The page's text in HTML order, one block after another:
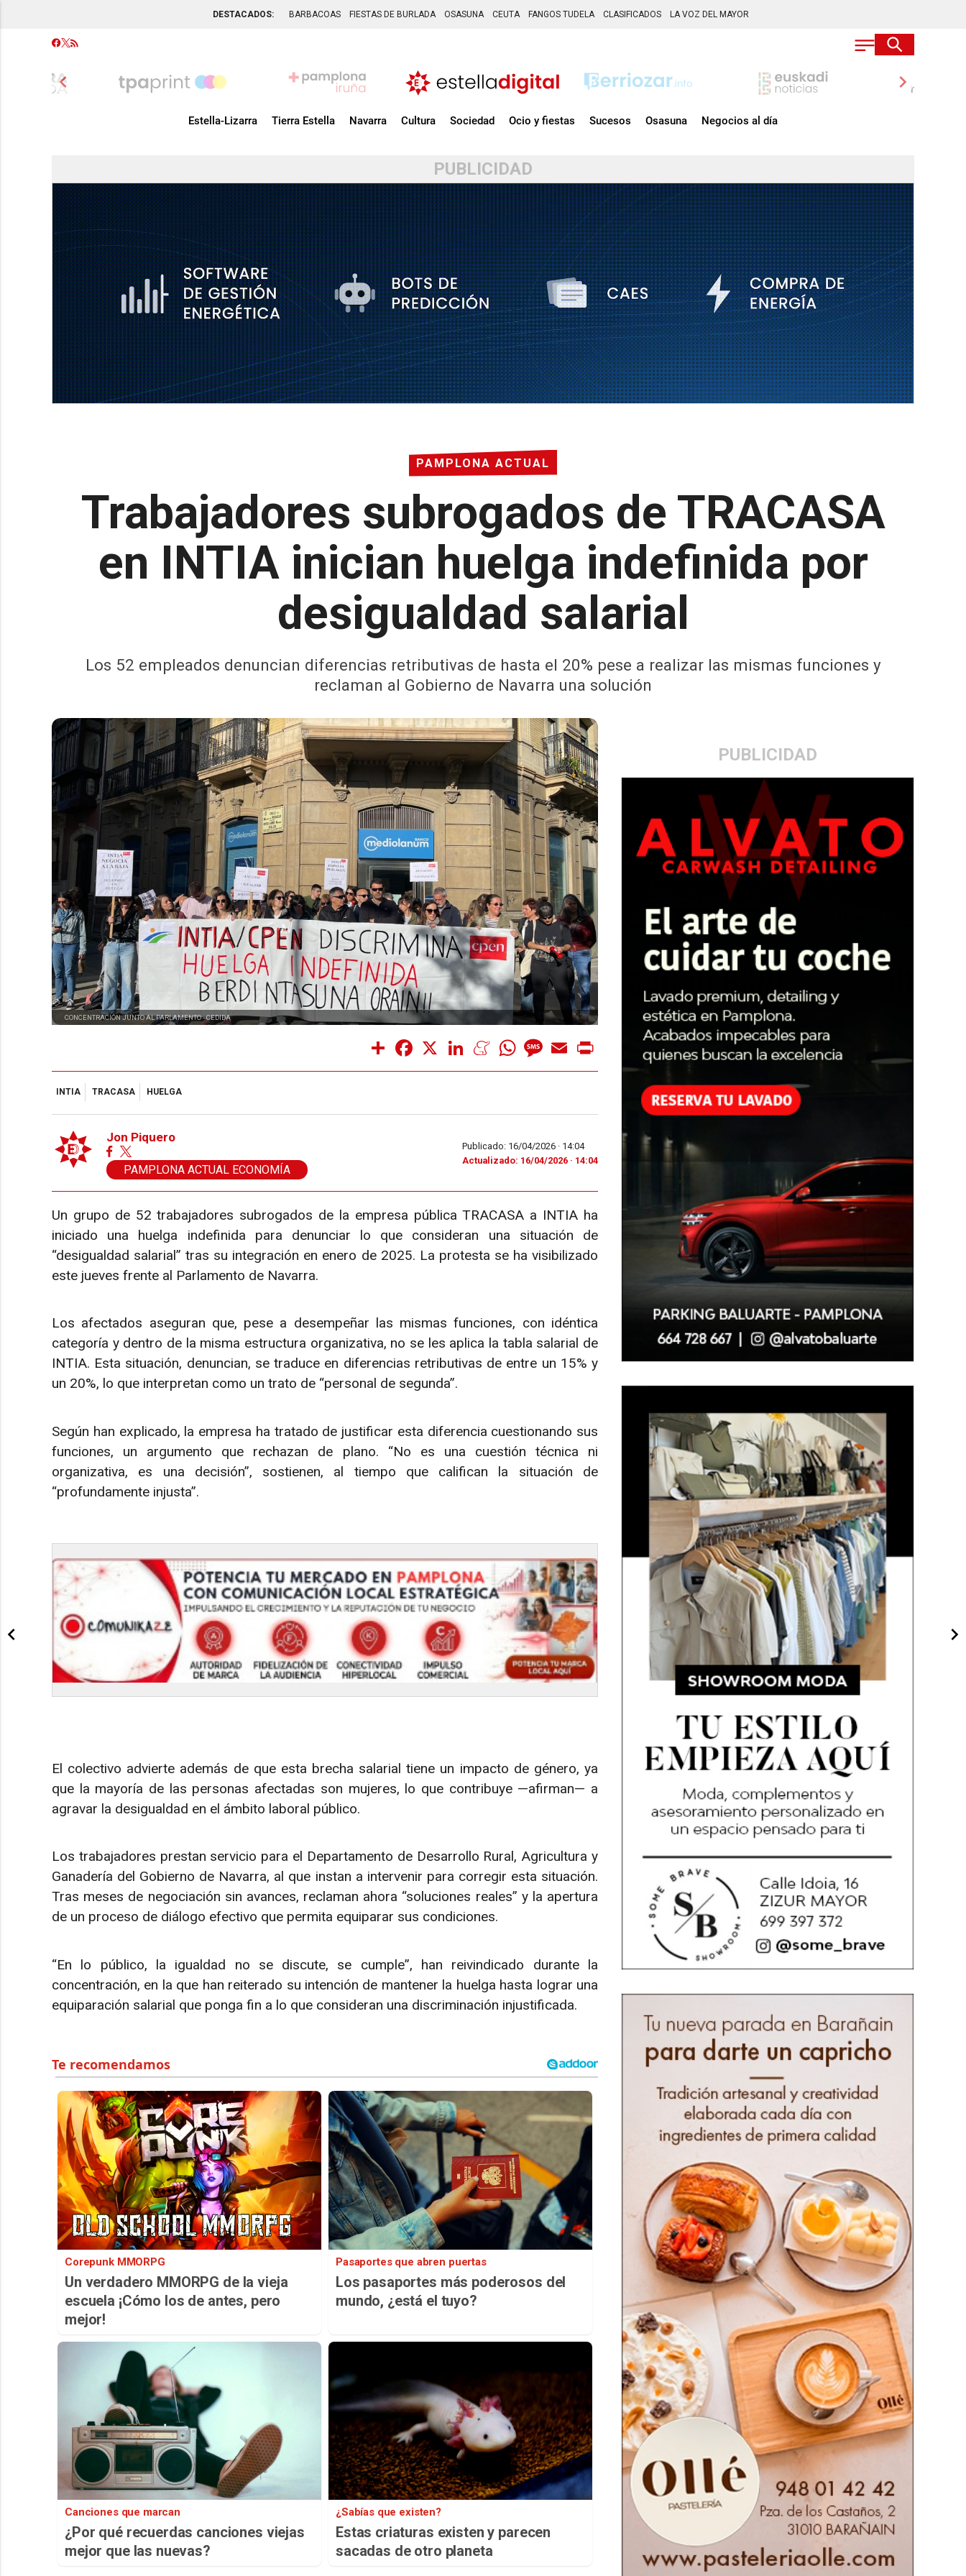
DESTACADOS: BARBACOAS FIESTAS DE BURLADA OSASUNA CEUTA FANGOS TUDELA CLASIFICADOS LA VOZ DEL MAYOR
chevron_left chevron_right
Estella-Lizarra Tierra Estella Navarra Cultura Sociedad Ocio y fiestas Sucesos Osasuna Negocios al día
PUBLICIDAD
PAMPLONA ACTUAL
Trabajadores subrogados de TRACASA
en INTIA inician huelga indefinida por
desigualdad salarial
Los 52 empleados denuncian diferencias retributivas de hasta el 20% pese a realizar las mismas funciones y
reclaman al Gobierno de Navarra una solución
PUBLICIDAD
CONCENTRACIÓN JUNTO AL PARLAMENTO -CEDIDA
Share Facebook LinkedInMeneameWhatsAppMessage
Email
INTIA TRACASA HUELGA
Jon Piquero
PAMPLONA ACTUAL ECONOMÍA
Publicado: 16/04/2026 · 14:04
Actualizado: 16/04/2026 · 14:04
Un grupo de 52 trabajadores subrogados de la empresa pública TRACASA a INTIA ha
iniciado una huelga indefinida para denunciar lo que consideran una situación de
“desigualdad salarial” tras su integración en enero de 2025. La protesta se ha visibilizado
este jueves frente al Parlamento de Navarra.
Los afectados aseguran que, pese a desempeñar las mismas funciones, con idéntica
categoría y dentro de la misma estructura organizativa, no se les aplica la tabla salarial de
INTIA. Esta situación, denuncian, se traduce en diferencias retributivas de entre un 15% y
un 20%, lo que interpretan como un trato de “personal de segunda”.
Según han explicado, la empresa ha tratado de justificar esta diferencia cuestionando sus
funciones, un argumento que rechazan de plano. “No es una cuestión técnica ni
organizativa, es una decisión”, sostienen, al tiempo que califican la situación de
“profundamente injusta”.
El colectivo advierte además de que esta brecha salarial tiene un impacto de género, ya
que la mayoría de las personas afectadas son mujeres, lo que contribuye —afirman— a
agravar la desigualdad en el ámbito laboral público.
Los trabajadores prestan servicio para el Departamento de Desarrollo Rural, Agricultura y
Ganadería del Gobierno de Navarra, al que instan a intervenir para corregir esta situación.
Tras meses de negociación sin avances, reclaman ahora “soluciones reales” y la apertura
de un proceso de diálogo efectivo que permita equiparar sus condiciones.
“En lo público, la igualdad no se discute, se cumple”, han reivindicado durante la
concentración, en la que han reiterado su intención de mantener la huelga hasta lograr una
equiparación salarial que ponga fin a lo que consideran una discriminación injustificada.
Corepunk MMORPG
Un verdadero MMORPG de la vieja
escuela ¡Cómo los de antes, pero
mejor!
Pasaportes que abren puertas
Los pasaportes más poderosos del
mundo, ¿está el tuyo?
Canciones que marcan
¿Por qué recuerdas canciones viejas
mejor que las nuevas?
¿Sabías que existen?
Estas criaturas existen y parecen
sacadas de otro planeta